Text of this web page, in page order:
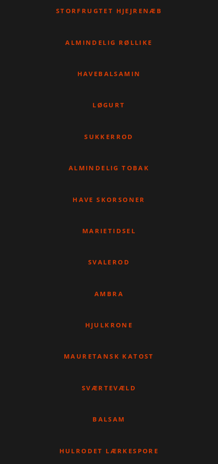
STORFRUGTET HJEJRENÆB
ALMINDELIG RØLLIKE
HAVEBALSAMIN
LØGURT
SUKKERROD
ALMINDELIG TOBAK
HAVE SKORSONER
MARIETIDSEL
SVALEROD
AMBRA
HJULKRONE
MAURETANSK KATOST
SVÆRTEVÆLD
BALSAM
HULRODET LÆRKESPORE